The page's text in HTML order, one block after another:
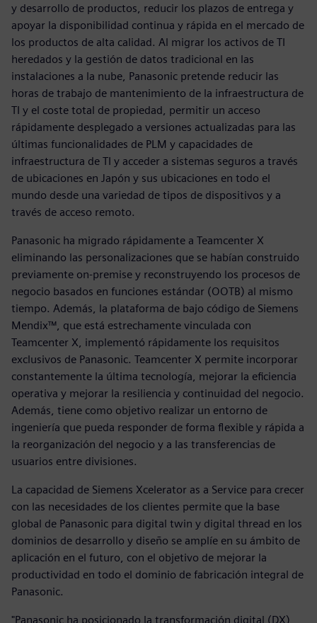
y desarrollo de productos, reducir los plazos de entrega y
apoyar la disponibilidad continua y rápida en el mercado de
los productos de alta calidad. Al migrar los activos de TI
heredados y la gestión de datos tradicional en las
instalaciones a la nube, Panasonic pretende reducir las
horas de trabajo de mantenimiento de la infraestructura de
TI y el coste total de propiedad, permitir un acceso
rápidamente desplegado a versiones actualizadas para las
últimas funcionalidades de PLM y capacidades de
infraestructura de TI y acceder a sistemas seguros a través
de ubicaciones en Japón y sus ubicaciones en todo el
mundo desde una variedad de tipos de dispositivos y a
través de acceso remoto.
Panasonic ha migrado rápidamente a Teamcenter X
eliminando las personalizaciones que se habían construido
previamente on-premise y reconstruyendo los procesos de
negocio basados en funciones estándar (OOTB) al mismo
tiempo. Además, la plataforma de bajo código de Siemens
Mendix™, que está estrechamente vinculada con
Teamcenter X, implementó rápidamente los requisitos
exclusivos de Panasonic. Teamcenter X permite incorporar
constantemente la última tecnología, mejorar la eficiencia
operativa y mejorar la resiliencia y continuidad del negocio.
Además, tiene como objetivo realizar un entorno de
ingeniería que pueda responder de forma flexible y rápida a
la reorganización del negocio y a las transferencias de
usuarios entre divisiones.
La capacidad de Siemens Xcelerator as a Service para crecer
con las necesidades de los clientes permite que la base
global de Panasonic para digital twin y digital thread en los
dominios de desarrollo y diseño se amplíe en su ámbito de
aplicación en el futuro, con el objetivo de mejorar la
productividad en todo el dominio de fabricación integral de
Panasonic.
"Panasonic ha posicionado la transformación digital (DX)